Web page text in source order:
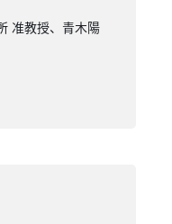
准教授、青木陽